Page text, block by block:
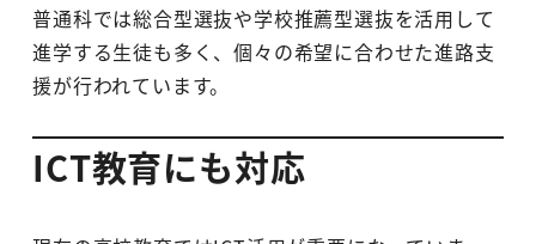
普通科では総合型選抜や学校推薦型選抜を活用して
進学する生徒も多く、個々の希望に合わせた進路支
援が行われています。
ICT教育にも対応